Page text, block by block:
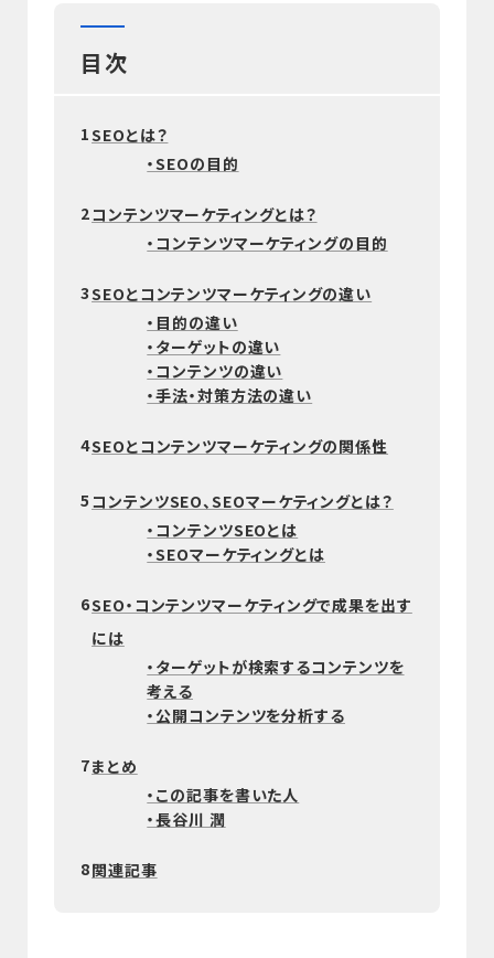
目次
1SEOとは？
・SEOの目的
2コンテンツマーケティングとは？
・コンテンツマーケティングの目的
3SEOとコンテンツマーケティングの違い
・目的の違い
・ターゲットの違い
・コンテンツの違い
・手法・対策方法の違い
4SEOとコンテンツマーケティングの関係性
5 コンテンツSEO、SEOマーケティングとは？
・コンテンツSEOとは
・SEOマーケティングとは
6SEO・コンテンツマーケティングで成果を出す
には
・ターゲットが検索するコンテンツを
考える
・公開コンテンツを分析する
7まとめ
・この記事を書いた人
・長谷川 潤
8関連記事